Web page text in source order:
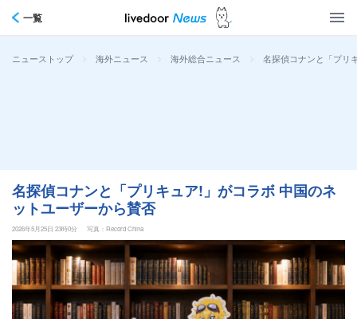
一覧
ニューストップ > 海外ニュース > 海外総合ニュース > 名探偵コナンと「プリ
名探偵コナンと「プリキュア!」がコラボ 中国のネ
ットユーザーから賛否
2026年5月25日 23時0分 写真：Record China